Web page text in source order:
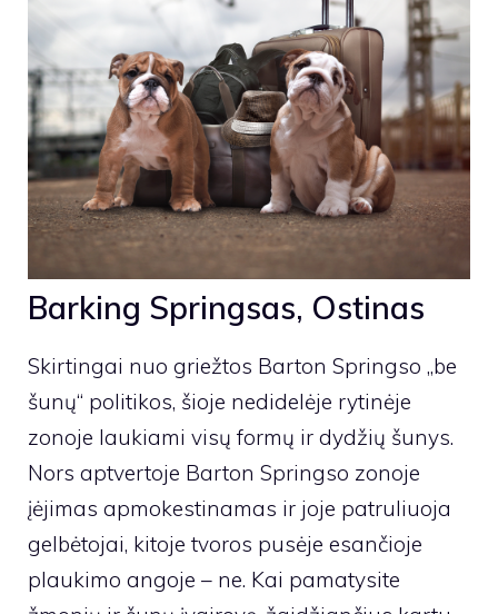
Barking Springsas, Ostinas
Skirtingai nuo griežtos Barton Springso „be
šunų“ politikos, šioje nedidelėje rytinėje
zonoje laukiami visų formų ir dydžių šunys.
Nors aptvertoje Barton Springso zonoje
įėjimas apmokestinamas ir joje patruliuoja
gelbėtojai, kitoje tvoros pusėje esančioje
plaukimo angoje – ne. Kai pamatysite